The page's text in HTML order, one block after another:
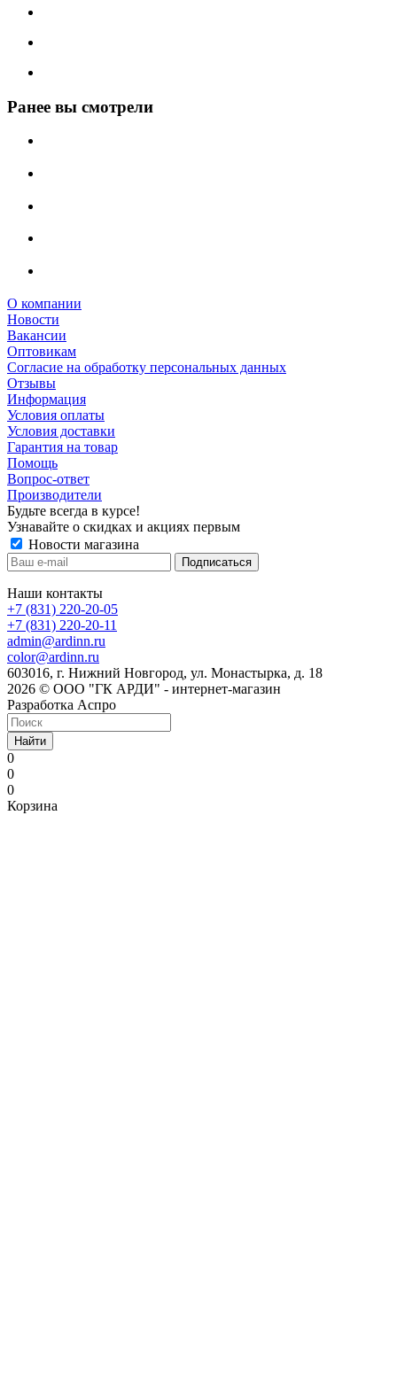
Ранее вы смотрели
О компании
Новости
Вакансии
Оптовикам
Cогласие на обработку персональных данных
Отзывы
Информация
Условия оплаты
Условия доставки
Гарантия на товар
Помощь
Вопрос-ответ
Производители
Будьте всегда в курсе!
Узнавайте о скидках и акциях первым
Новости магазина
Наши контакты
+7 (831) 220-20-05
+7 (831) 220-20-11
admin@ardinn.ru
color@ardinn.ru
603016, г. Нижний Новгород, ул. Монастырка, д. 18
2026 © ООО "ГК АРДИ" - интернет-магазин
Разработка Аспро
Найти
0
0
0
Корзина